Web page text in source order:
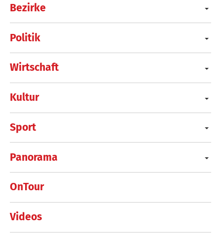
Bezirke
Politik
Wirtschaft
Kultur
Sport
Panorama
OnTour
Videos